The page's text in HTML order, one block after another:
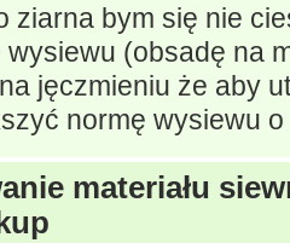
ziarna bym się nie
(obsadę na
jęczmieniu że aby
normę wysiewu
materiału